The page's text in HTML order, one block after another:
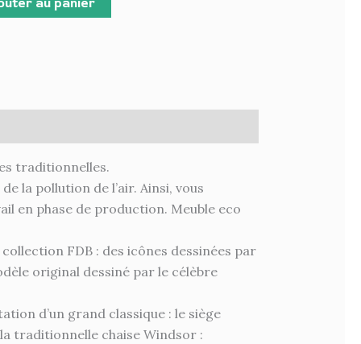
au panier
traditionnelles.
la pollution de l’air. Ainsi, vous
en phase de production. Meuble eco
FDB : des icônes dessinées par
original dessiné par le célèbre
d’un grand classique : le siège
traditionnelle chaise Windsor :